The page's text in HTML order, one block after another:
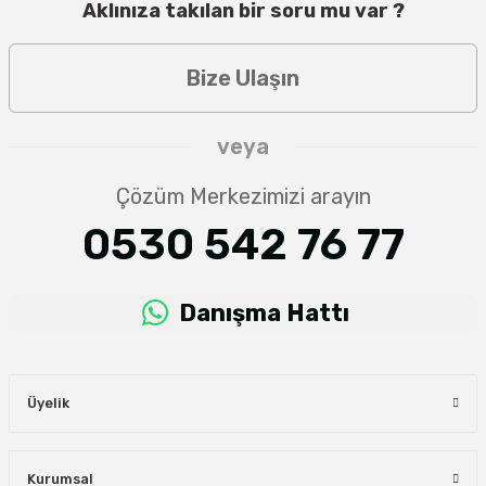
Aklınıza takılan bir soru mu var ?
Bize Ulaşın
veya
Çözüm Merkezimizi arayın
0530 542 76 77
Danışma Hattı
Üyelik
Kurumsal